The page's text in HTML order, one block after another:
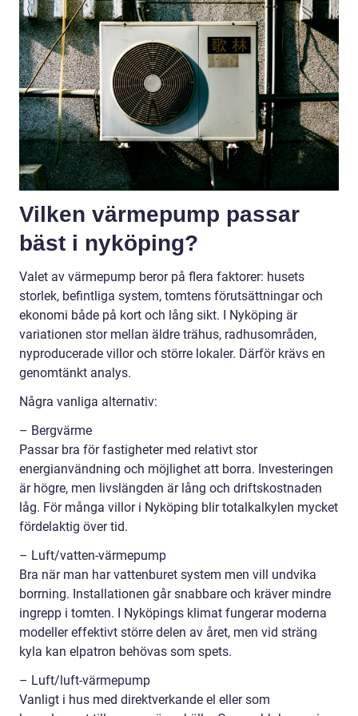
Vilken värmepump passar
bäst i nyköping?
Valet av värmepump beror på flera faktorer: husets
storlek, befintliga system, tomtens förutsättningar och
ekonomi både på kort och lång sikt. I Nyköping är
variationen stor mellan äldre trähus, radhusområden,
nyproducerade villor och större lokaler. Därför krävs en
genomtänkt analys.
Några vanliga alternativ:
– Bergvärme
Passar bra för fastigheter med relativt stor
energianvändning och möjlighet att borra. Investeringen
är högre, men livslängden är lång och driftskostnaden
låg. För många villor i Nyköping blir totalkalkylen mycket
fördelaktig över tid.
– Luft/vatten-värmepump
Bra när man har vattenburet system men vill undvika
borrning. Installationen går snabbare och kräver mindre
ingrepp i tomten. I Nyköpings klimat fungerar moderna
modeller effektivt större delen av året, men vid sträng
kyla kan elpatron behövas som spets.
– Luft/luft-värmepump
Vanligt i hus med direktverkande el eller som